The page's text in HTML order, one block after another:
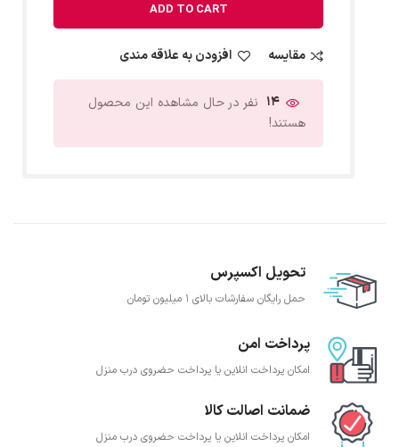
ADD TO CART
مقایسه افزودن به علاقه مندی
14 نفر در حال مشاهده این محصول
هستند!
تحویل اکسپرس
حمل رایگان سفارشات بالای 1 میلیون تومان
پرداخت امن
امکان پرداخت انلاین یا پرداخت حضروی درب منزل
ضمانت اصالت کالا
امکان پرداخت انلاین یا پرداخت حضروی درب منزل